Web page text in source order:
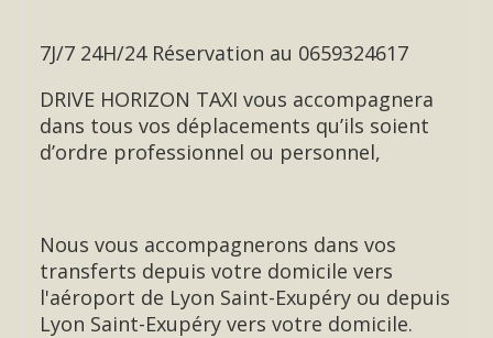
7J/7 24H/24 Réservation au 0659324617
DRIVE HORIZON TAXI vous accompagnera
dans tous vos déplacements qu’ils soient
d’ordre professionnel ou personnel,
Nous vous accompagnerons dans vos
transferts depuis votre domicile vers
l'aéroport de Lyon Saint-Exupéry ou depuis
Lyon Saint-Exupéry vers votre domicile.